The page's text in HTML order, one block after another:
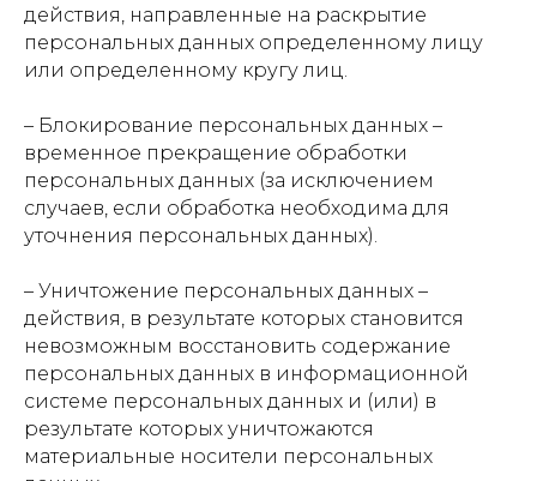
действия, направленные на раскрытие
персональных данных определенному лицу
или определенному кругу лиц.
– Блокирование персональных данных –
временное прекращение обработки
персональных данных (за исключением
случаев, если обработка необходима для
уточнения персональных данных).
– Уничтожение персональных данных –
действия, в результате которых становится
невозможным восстановить содержание
персональных данных в информационной
системе персональных данных и (или) в
результате которых уничтожаются
материальные носители персональных